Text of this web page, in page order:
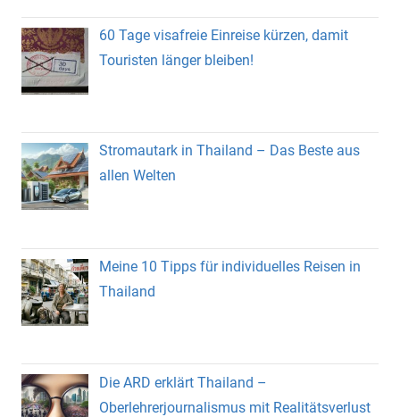
60 Tage visafreie Einreise kürzen, damit
Touristen länger bleiben!
Stromautark in Thailand – Das Beste aus
allen Welten
Meine 10 Tipps für individuelles Reisen in
Thailand
Die ARD erklärt Thailand –
Oberlehrerjournalismus mit Realitätsverlust